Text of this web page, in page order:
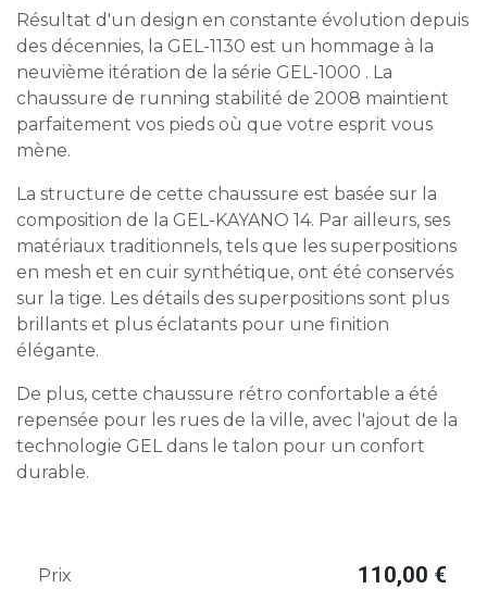
Résultat d'un design en constante évolution depuis
des décennies, la GEL-1130 est un hommage à la
neuvième itération de la série GEL-1000 . La
chaussure de running stabilité de 2008 maintient
parfaitement vos pieds où que votre esprit vous
mène.
La structure de cette chaussure est basée sur la
composition de la GEL-KAYANO 14. Par ailleurs, ses
matériaux traditionnels, tels que les superpositions
en mesh et en cuir synthétique, ont été conservés
sur la tige. Les détails des superpositions sont plus
brillants et plus éclatants pour une finition
élégante.
De plus, cette chaussure rétro confortable a été
repensée pour les rues de la ville, avec l'ajout de la
technologie GEL dans le talon pour un confort
durable.
Prix 110,00 €